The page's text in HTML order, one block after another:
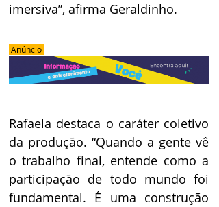
imersiva”, afirma Geraldinho.
Anúncio
Rafaela destaca o caráter coletivo
da produção. “Quando a gente vê
o trabalho final, entende como a
participação de todo mundo foi
fundamental. É uma construção